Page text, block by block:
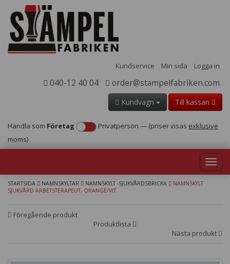
Kundservice Min sida Logga in
040-12 40 04 order@stampelfabriken.com
Kundvagn Till kassan
Handla som Företag Privatperson — (priser visas exklusive
moms)
STARTSIDA NAMNSKYLTAR NAMNSKYLT -SJUKVÅRDSBRICKA
NAMNSKYLT
SJUKVÅRD ARBETSTERAPEUT, ORANGE/VIT
Föregående produkt
Produktlista
Nästa produkt